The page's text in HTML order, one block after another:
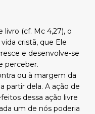
livro (cf. Mc 4,27), o
cristã, que Ele
e desenvolve-se
perceber.
ou à margem da
partir dela. A ação de
dessa ação livre
um de nós poderia